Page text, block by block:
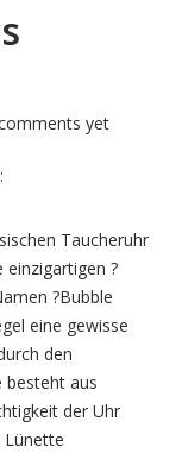
yet
Taucheruhr
?
?Bubble
eine gewisse
den
besteht aus
der Uhr
Lünette